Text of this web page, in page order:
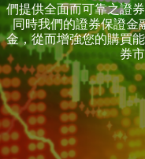
們提供全面而可靠之證
同時我們的證券保證金
金，從而增強您的購買
券